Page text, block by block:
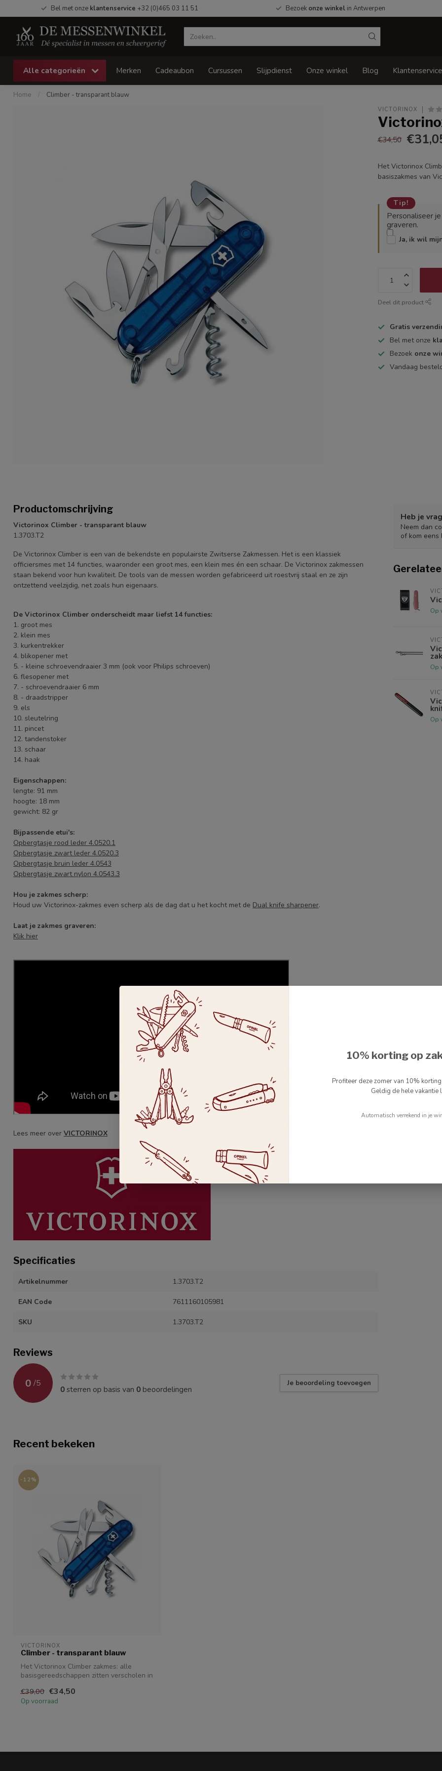
Bel met onze klantenservice +32 (0)465 03 11 51 Bezoek onze winkel in Antwerpen
Alle categorieën Merken Cadeaubon Cursussen Slijpdienst Onze winkel Blog Klantenservice
Home / Climber - transparant blauw
VICTORINOX
€34,50
Het Victorinox
basiszakmes van
Tip!
Personaliseer
graveren.
Ja, ik wil
Deel dit product
Gratis
Bel met onze
Bezoek onze
Vandaag
Productomschrijving
Victorinox Climber - transparant blauw
1.3703.T2
De Victorinox Climber is een van de bekendste en populairste Zwitserse Zakmessen. Het is een klassiek
officiersmes met 14 functies, waaronder een groot mes, een klein mes én een schaar. De Victorinox zakmessen
staan bekend voor hun kwaliteit. De tools van de messen worden gefabriceerd uit roestvrij staal en ze zijn
ontzettend veelzijdig, net zoals hun eigenaars.
De Victorinox Climber onderscheidt maar liefst 14 functies:
1. groot mes
2. klein mes
3. kurkentrekker
4. blikopener met
5. - kleine schroevendraaier 3 mm (ook voor Philips schroeven)
6. flesopener met
7. - schroevendraaier 6 mm
8. - draadstripper
9. els
10. sleutelring
11. pincet
12. tandenstoker
13. schaar
14. haak
Eigenschappen:
lengte: 91 mm
hoogte: 18 mm
gewicht: 82 gr
Bijpassende etui's:
Opbergtasje rood leder 4.0520.1
Opbergtasje zwart leder 4.0520.3
Opbergtasje bruin leder 4.0543
Opbergtasje zwart nylon 4.0543.3
Hou je zakmes scherp:
Houd uw Victorinox-zakmes even scherp als de dag dat u het kocht met de Dual knife sharpener.
Laat je zakmes graveren:
Klik hier
Lees meer over VICTORINOX
Specificaties
Artikelnummer 1.3703.T2
EAN Code 7611160105981
SKU 1.3703.T2
Reviews
0 /5
0sterren op basis van 0 beoordelingen
Je beoordeling toevoegen
Heb je
Neem dan
of kom
Op
Op
Op
Recent bekeken
-12%
VICTORINOX
Climber - transparant blauw
Het Victorinox Climber zakmes: alle
basisgereedschappen zitten verscholen in
€39,00 €34,50
Op voorraad
10% korting op
Profiteer deze zomer van 10%
Geldig de hele vakantie
Automatisch verrekend in je